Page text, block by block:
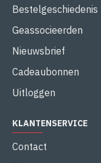
Bestelgeschiedenis
Geassocieerden
Nieuwsbrief
Cadeaubonnen
Uitloggen
KLANTENSERVICE
Contact